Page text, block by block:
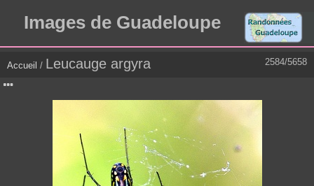
Images de Guadeloupe
2584/5658
Accueil / Leucauge argyra